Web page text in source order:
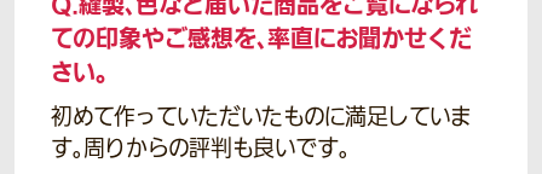
ての印象やご感想を、率直にお聞かせくだ
さい。
初めて作っていただいたものに満足していま
す。周りからの評判も良いです。